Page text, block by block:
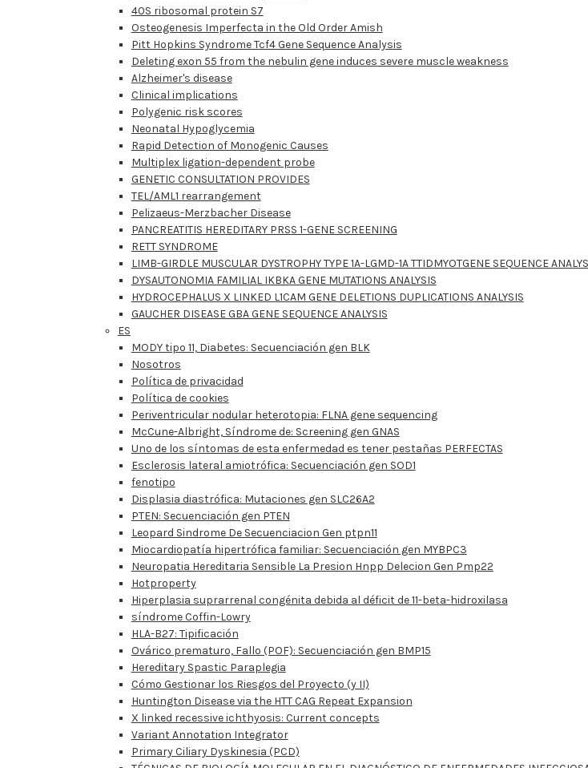
40S ribosomal protein S7
Osteogenesis Imperfecta in the Old Order Amish
Pitt Hopkins Syndrome Tcf4 Gene Sequence Analysis
Deleting exon 55 from the nebulin gene induces severe muscle weakness
Alzheimer's disease
Clinical implications
Polygenic risk scores
Neonatal Hypoglycemia
Rapid Detection of Monogenic Causes
Multiplex ligation-dependent probe
GENETIC CONSULTATION PROVIDES
TEL/AML1 rearrangement
Pelizaeus-Merzbacher Disease
PANCREATITIS HEREDITARY PRSS 1-GENE SCREENING
RETT SYNDROME
LIMB-GIRDLE MUSCULAR DYSTROPHY TYPE 1A-LGMD-1A TTIDMYOTGENE SEQUENCE
DYSAUTONOMIA FAMILIAL IKBKA GENE MUTATIONS ANALYSIS
HYDROCEPHALUS X LINKED L1CAM GENE DELETIONS DUPLICATIONS ANALYSIS
GAUCHER DISEASE GBA GENE SEQUENCE ANALYSIS
ES
MODY tipo 11, Diabetes: Secuenciación gen BLK
Nosotros
Política de privacidad
Política de cookies
Periventricular nodular heterotopia: FLNA gene sequencing
McCune-Albright, Síndrome de: Screening gen GNAS
Uno de los síntomas de esta enfermedad es tener pestañas PERFECTAS
Esclerosis lateral amiotrófica: Secuenciación gen SOD1
fenotipo
Displasia diastrófica: Mutaciones gen SLC26A2
PTEN: Secuenciación gen PTEN
Leopard Sindrome De Secuenciacion Gen ptpn11
Miocardiopatía hipertrófica familiar: Secuenciación gen MYBPC3
Neuropatia Hereditaria Sensible La Presion Hnpp Delecion Gen Pmp22
Hotproperty
Hiperplasia suprarrenal congénita debida al déficit de 11-beta-hidroxilasa
síndrome Coffin-Lowry
HLA-B27: Tipificación
Ovárico prematuro, Fallo (POF): Secuenciación gen BMP15
Hereditary Spastic Paraplegia
Cómo Gestionar los Riesgos del Proyecto (y II)
Huntington Disease via the HTT CAG Repeat Expansion
X linked recessive ichthyosis: Current concepts
Variant Annotation Integrator
Primary Ciliary Dyskinesia (PCD)